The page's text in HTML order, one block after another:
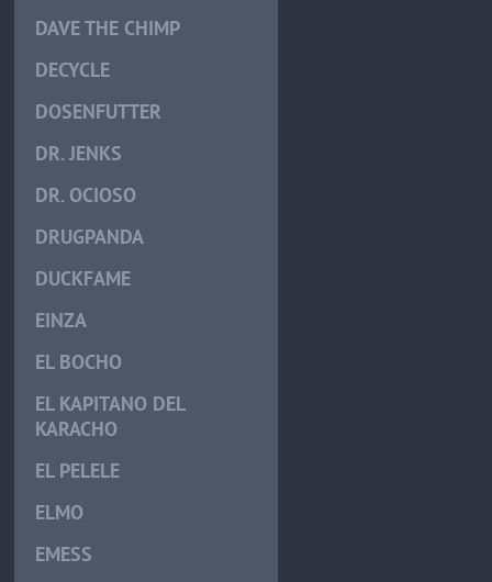
DAVE THE CHIMP
DECYCLE
DOSENFUTTER
DR. JENKS
DR. OCIOSO
DRUGPANDA
DUCKFAME
EINZA
EL BOCHO
EL KAPITANO DEL
KARACHO
EL PELELE
ELMO
EMESS